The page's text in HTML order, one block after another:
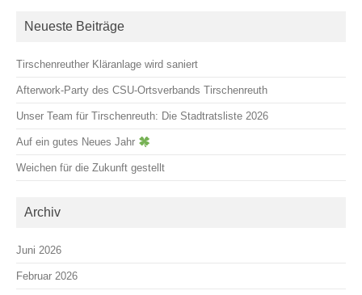
Neueste Beiträge
Tirschenreuther Kläranlage wird saniert
Afterwork-Party des CSU-Ortsverbands Tirschenreuth
Unser Team für Tirschenreuth: Die Stadtratsliste 2026
Auf ein gutes Neues Jahr
Weichen für die Zukunft gestellt
Archiv
Juni 2026
Februar 2026